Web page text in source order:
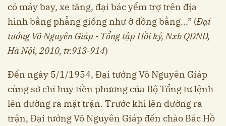
có máy bay, xe tăng, đại bác yểm trợ trên địa
hình bằng phẳng giống như ở đồng bằng...” (Đại
tướng Võ Nguyên Giáp - Tổng tập Hồi ký, Nxb QĐND,
Hà Nội, 2010, tr.913-914)
Đến ngày 5/1/1954, Đại tướng Võ Nguyên Giáp
cùng sở chỉ huy tiền phương của Bộ Tổng tư lệnh
lên đường ra mặt trận. Trước khi lên đường ra
trận, Đại tướng Võ Nguyên Giáp đến chào Bác Hồ